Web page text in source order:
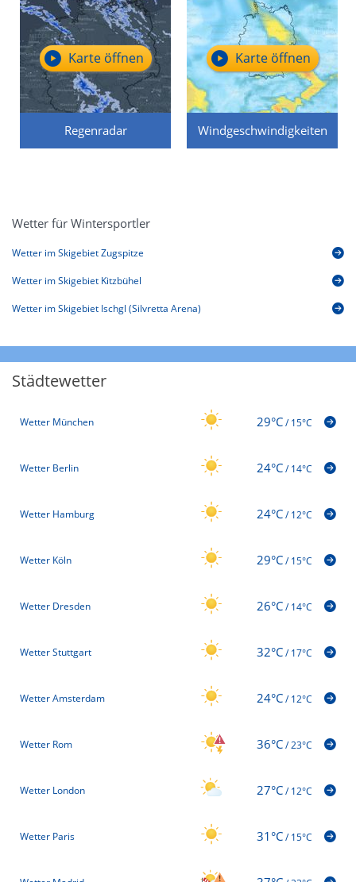
Regenradar
Karte öffnen
Windgeschwindigkeiten
Karte öffnen
Wetter für Wintersportler
Wetter im Skigebiet Zugspitze
Wetter im Skigebiet Kitzbühel
Wetter im Skigebiet Ischgl (Silvretta Arena)
Städtewetter
Wetter München 29°C/15°C
Wetter Berlin 24°C/14°C
Wetter Hamburg 24°C/12°C
Wetter Köln 29°C/15°C
Wetter Dresden 26°C/14°C
Wetter Stuttgart 32°C/17°C
Wetter Amsterdam 24°C/12°C
Wetter Rom 36°C/23°C
Wetter London 27°C/12°C
Wetter Paris 31°C/15°C